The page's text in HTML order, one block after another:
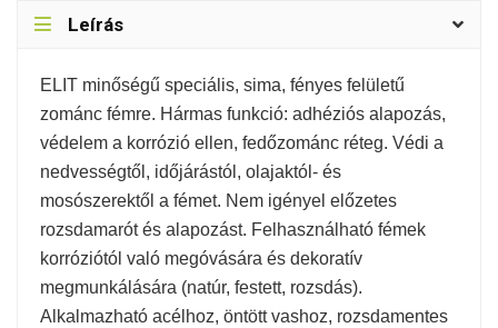
Leírás
ELIT minőségű speciális, sima, fényes felületű
zománc fémre. Hármas funkció: adhéziós alapozás,
védelem a korrózió ellen, fedőzománc réteg. Védi a
nedvességtől, időjárástól, olajaktól- és
mosószerektől a fémet. Nem igényel előzetes
rozsdamarót és alapozást. Felhasználható fémek
korróziótól való megóvására és dekoratív
megmunkálására (natúr, festett, rozsdás).
Alkalmazható acélhoz, öntött vashoz, rozsdamentes